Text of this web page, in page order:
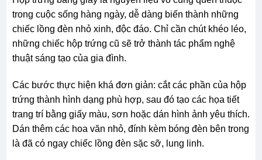
trong cuộc sống hàng ngày, dễ dàng biến thành những
chiếc lồng đèn nhỏ xinh, độc đáo. Chỉ cần chút khéo léo,
những chiếc hộp trứng cũ sẽ trở thành tác phẩm nghệ
thuật sáng tạo của gia đình.
Các bước thực hiện khá đơn giản: cắt các phần của hộp
trứng thành hình dạng phù hợp, sau đó tạo các họa tiết
trang trí bằng giấy màu, sơn hoặc dán hình ảnh yêu thích.
Dán thêm các hoa văn nhỏ, đính kèm bóng đèn bên trong
là đã có ngay chiếc lồng đèn sặc sỡ, lung linh.